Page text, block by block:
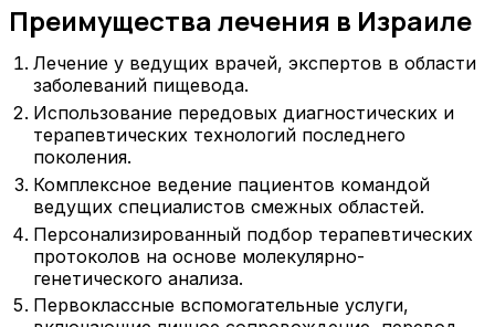
Преимущества лечения в Израиле
Лечение у ведущих врачей, экспертов в области
заболеваний пищевода.
Использование передовых диагностических и
терапевтических технологий последнего
поколения.
Комплексное ведение пациентов командой
ведущих специалистов смежных областей.
Персонализированный подбор терапевтических
протоколов на основе молекулярно-
генетического анализа.
Первоклассные вспомогательные услуги,